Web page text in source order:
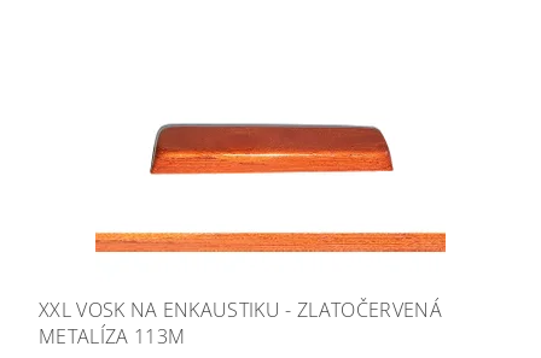
XXL VOSK NA ENKAUSTIKU - ZLATOČERVENÁ
METALÍZA 113M